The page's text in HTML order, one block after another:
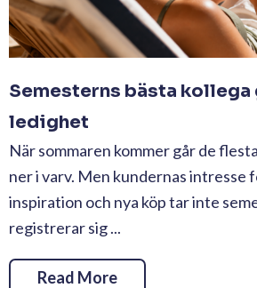
Semesterns bästa kollega
ledighet
När sommaren kommer går de
ner i varv. Men kundernas intresse
inspiration och nya köp tar inte
registrerar sig ...
Read More